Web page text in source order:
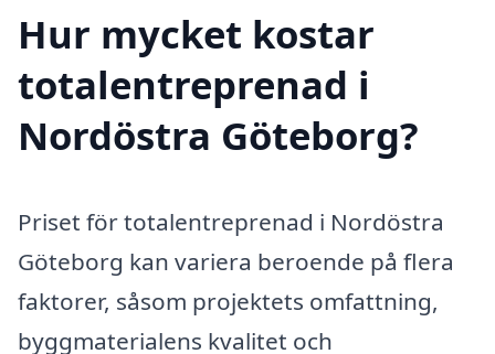
Hur mycket kostar
totalentreprenad i
Nordöstra Göteborg?
Priset för totalentreprenad i Nordöstra
Göteborg kan variera beroende på flera
faktorer, såsom projektets omfattning,
byggmaterialens kvalitet och